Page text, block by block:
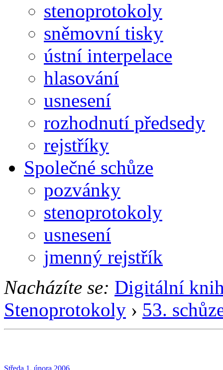
stenoprotokoly
sněmovní tisky
ústní interpelace
hlasování
usnesení
rozhodnutí předsedy
rejstříky
Společné schůze
pozvánky
stenoprotokoly
usnesení
jmenný rejstřík
Nacházíte se: Digitální
Stenoprotokoly › 53.
Středa 1. února 2006